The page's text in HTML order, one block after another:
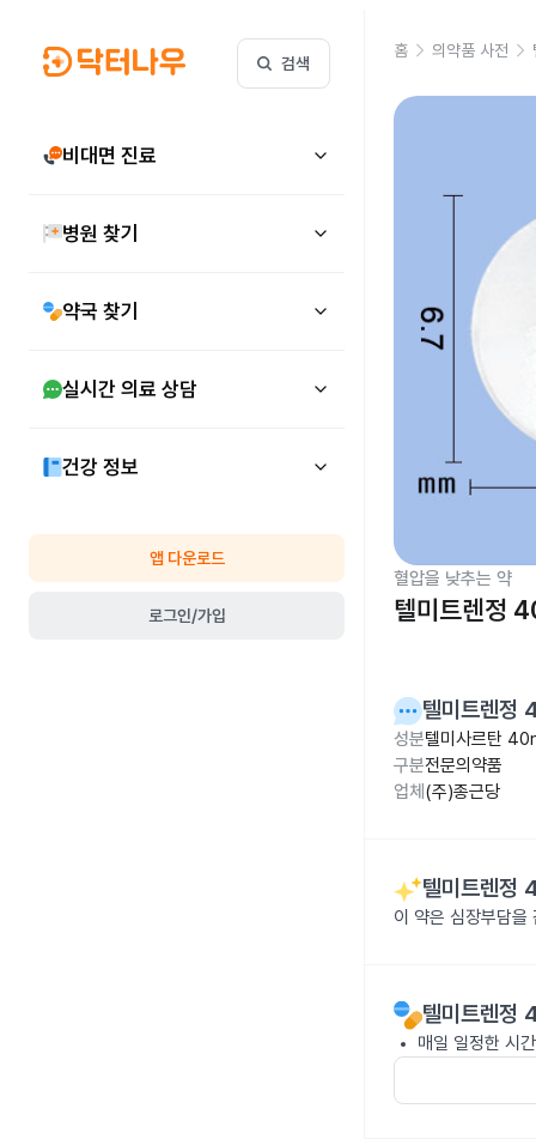
검색
비대면 진료
병원 찾기
약국 찾기
실시간 의료 상담
건강 정보
앱 다운로드
로그인/가입
홈 의약품 사전
혈압을 낮추는 약
텔미트렌정
텔미트렌정
성분텔미사르탄
구분전문의약품
업체 (주)종근당
텔미트렌정
이 약은 심장부담을
텔미트렌정
매일 일정한 시